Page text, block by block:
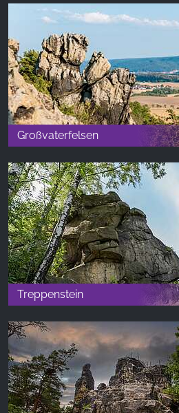
Großvaterfelsen
Treppenstein